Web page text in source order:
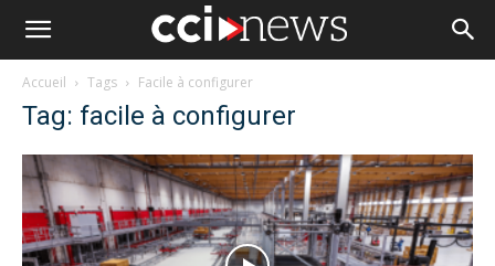
Accueil Tags Facile à configurer
Tag: facile à configurer